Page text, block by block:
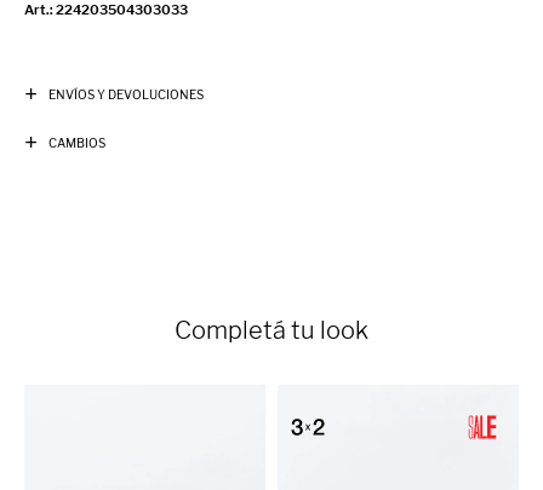
224203504303033
ENVÍOS Y DEVOLUCIONES
CAMBIOS
Completá tu look